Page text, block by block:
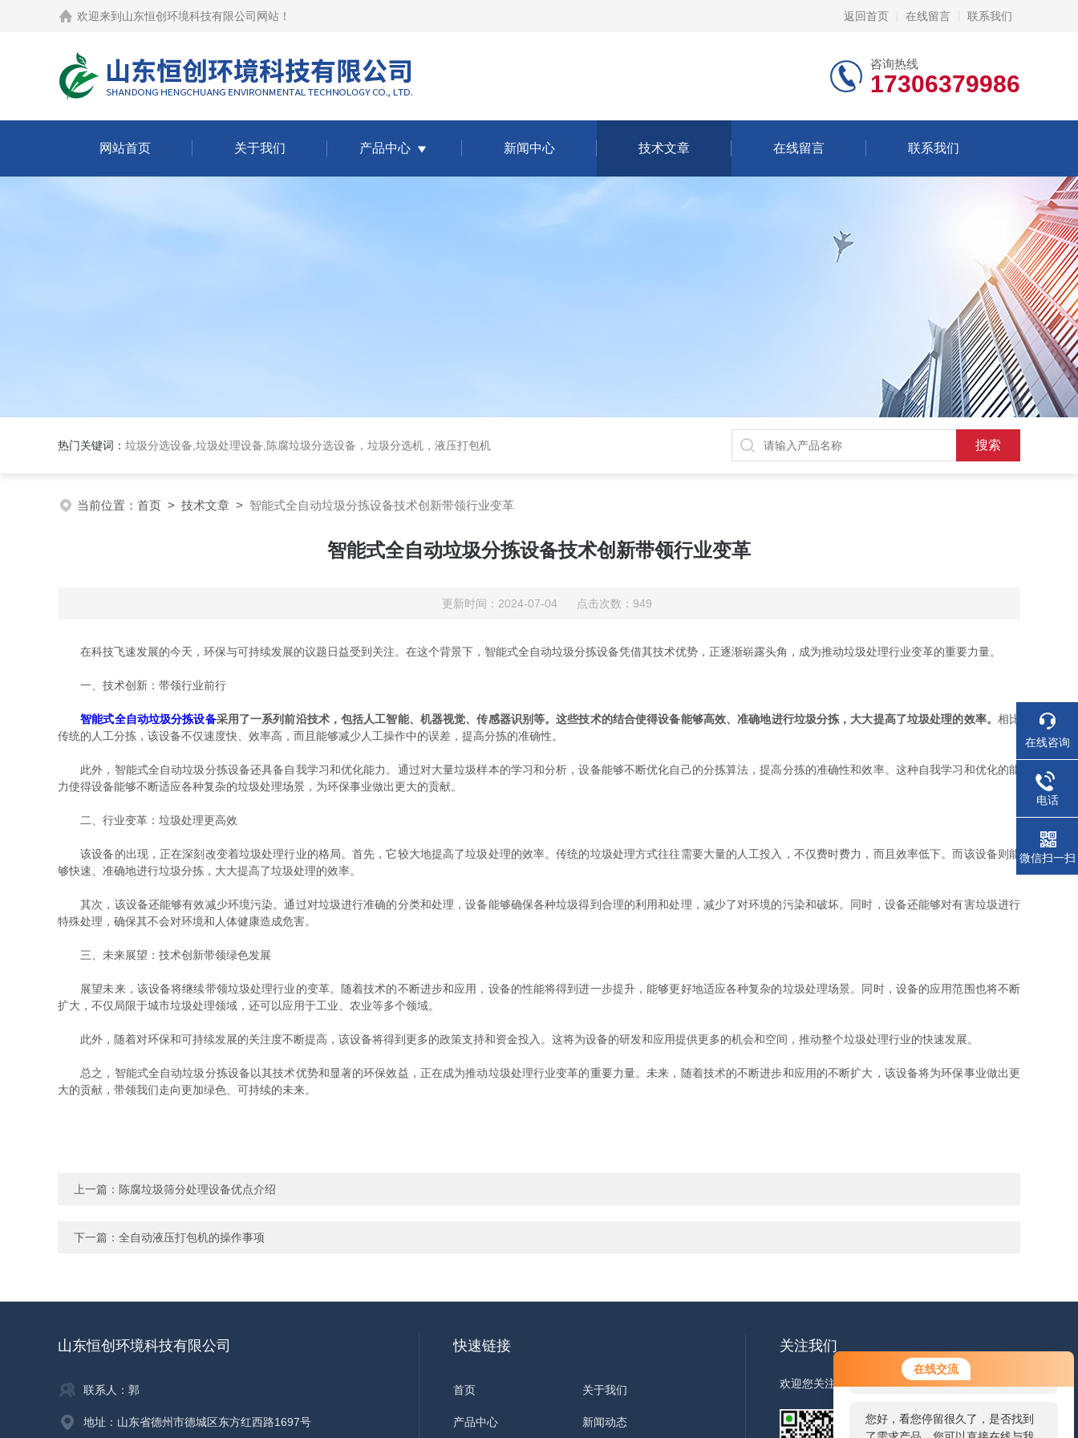
在线交流
您好！欢迎前来咨询，很高兴为您
服务，请问您要咨询什么问题呢？
您好，看您停留很久了，是否找到
欢迎来到 山东恒创环境科技有限公司网站 ！ 返回首页 在线留言 联系我们
咨询热线
17306379986
网站首页 关于我们 产品中心 新闻中心 技术文章 在线留言 联系我们
热门关键词： 垃圾分选设备,垃圾处理设备,陈腐垃圾分选设备，垃圾分选机，液压打包机
当前位置： 首页 > 技术文章 > 智能式全自动垃圾分拣设备技术创新带领行业变革
智能式全自动垃圾分拣设备技术创新带领行业变革
更新时间：2024-07-04 点击次数：949
在科技飞速发展的今天，环保与可持续发展的议题日益受到关注。在这个背景下，智能式全自动垃圾分拣设备凭借其技术优势，正逐渐崭露头角，成为推动垃圾处理行业变革的重要力量。
一、技术创新：带领行业前行
智能式全自动垃圾分拣设备采用了一系列前沿技术，包括人工智能、机器视觉、传感器识别等。这些技术的结合使得设备能够高效、准确地进行垃圾分拣，大大提高了垃圾处理的效率。 相比
传统的人工分拣，该设备不仅速度快、效率高，而且能够减少人工操作中的误差，提高分拣的准确性。
此外，智能式全自动垃圾分拣设备还具备自我学习和优化能力。通过对大量垃圾样本的学习和分析，设备能够不断优化自己的分拣算法，提高分拣的准确性和效率。这种自我学习和优化的能
力使得设备能够不断适应各种复杂的垃圾处理场景，为环保事业做出更大的贡献。
二、行业变革：垃圾处理更高效
该设备的出现，正在深刻改变着垃圾处理行业的格局。首先，它较大地提高了垃圾处理的效率。传统的垃圾处理方式往往需要大量的人工投入，不仅费时费力，而且效率低下。而该设备则能
够快速、准确地进行垃圾分拣，大大提高了垃圾处理的效率。
其次，该设备还能够有效减少环境污染。通过对垃圾进行准确的分类和处理，设备能够确保各种垃圾得到合理的利用和处理，减少了对环境的污染和破坏。同时，设备还能够对有害垃圾进行
特殊处理，确保其不会对环境和人体健康造成危害。
三、未来展望：技术创新带领绿色发展
展望未来，该设备将继续带领垃圾处理行业的变革。随着技术的不断进步和应用，设备的性能将得到进一步提升，能够更好地适应各种复杂的垃圾处理场景。同时，设备的应用范围也将不断
扩大，不仅局限于城市垃圾处理领域，还可以应用于工业、农业等多个领域。
此外，随着对环保和可持续发展的关注度不断提高，该设备将得到更多的政策支持和资金投入。这将为设备的研发和应用提供更多的机会和空间，推动整个垃圾处理行业的快速发展。
总之，智能式全自动垃圾分拣设备以其技术优势和显著的环保效益，正在成为推动垃圾处理行业变革的重要力量。未来，随着技术的不断进步和应用的不断扩大，该设备将为环保事业做出更
大的贡献，带领我们走向更加绿色、可持续的未来。
上一篇： 陈腐垃圾筛分处理设备优点介绍
下一篇： 全自动液压打包机的操作事项
山东恒创环境科技有限公司
联系人：郭
地址：山东省德州市德城区东方红西路1697号
快速链接
首页 关于我们
产品中心 新闻动态
关注我们
欢迎您关注我们的微信公众号了解更多信息
在线咨询
电话
微信扫一扫